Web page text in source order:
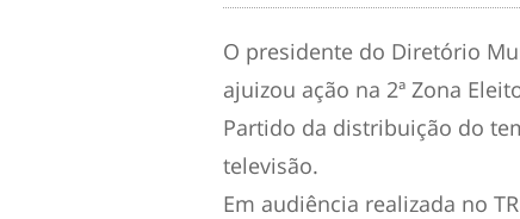
O presidente do Diretório
ajuizou ação na 2ª Zona
Partido da distribuição do
televisão.
Em audiência realizada no